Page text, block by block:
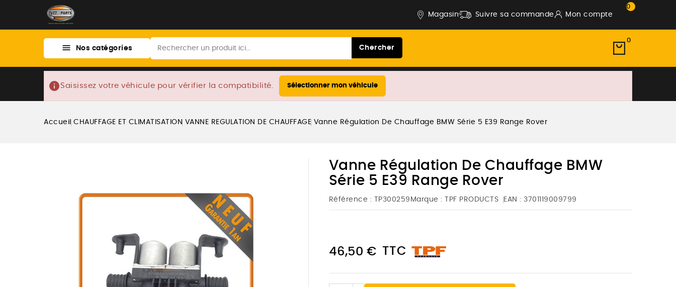
Magasin Suivre sa commande Mon compte
0
 Nos catégories Chercher
0
info Saisissez votre véhicule pour vérifier la compatibilité. Sélectionner mon véhicule
Accueil CHAUFFAGE ET CLIMATISATION VANNE REGULATION DE CHAUFFAGE Vanne Régulation De Chauffage BMW Série 5 E39 Range Rover
Vanne Régulation De Chauffage BMW
Série 5 E39 Range Rover
Référence : TP300259 Marque : TPF PRODUCTS EAN : 3701119009799
46,50 € TTC